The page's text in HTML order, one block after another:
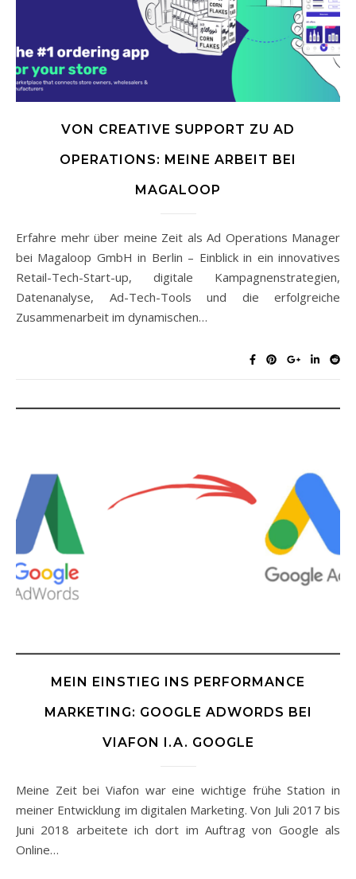
VON CREATIVE SUPPORT ZU AD
OPERATIONS: MEINE ARBEIT BEI
MAGALOOP
Erfahre mehr über meine Zeit als Ad Operations Manager
bei Magaloop GmbH in Berlin – Einblick in ein innovatives
Retail-Tech-Start-up, digitale Kampagnenstrategien,
Datenanalyse, Ad-Tech-Tools und die erfolgreiche
Zusammenarbeit im dynamischen…
MEIN EINSTIEG INS PERFORMANCE
MARKETING: GOOGLE ADWORDS BEI
VIAFON I.A. GOOGLE
Meine Zeit bei Viafon war eine wichtige frühe Station in
meiner Entwicklung im digitalen Marketing. Von Juli 2017 bis
Juni 2018 arbeitete ich dort im Auftrag von Google als
Online…